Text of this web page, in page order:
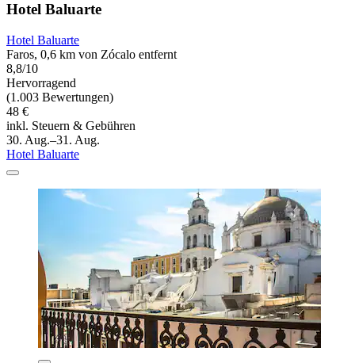
Hotel Baluarte
Hotel Baluarte
Faros, 0,6 km von Zócalo entfernt
8,8/10
Hervorragend
(1.003 Bewertungen)
48 €
inkl. Steuern & Gebühren
30. Aug.–31. Aug.
Hotel Baluarte